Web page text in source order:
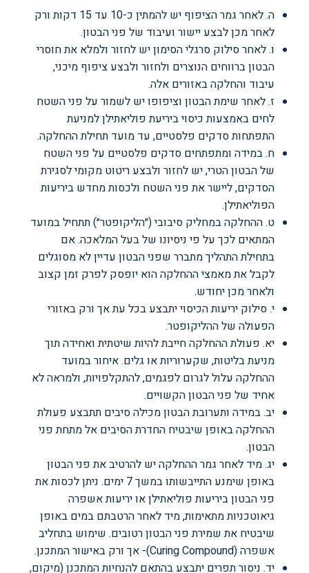
ה. לאחר גמר הציפוף יש להמתין כ-10 עד 15 דקות ורק
לאחר מכן לבצע יישור ועיבוד של פני הבטון.
ו. לאחר סילוק סרגלי הסימון יש לחזור ולמלא את חוסרי
הבטון ברווחים הנוצרים ולחזור ולבצע ציפוף מיכני,
עיבוד והחלקה באזורים אלה.
ז. לאחר שימת הבטון וציפופו יש לשמור על פני השטח
לחים באמצעות כיסוי ביריעת פוליאתילן למניעת
התפתחות סדקים פלסטיים, עד מועד תחילת ההחלקה.
ח. במידה ומתפתחים סדקים פלסטיים על פני השטח
של הבטון הטרי, יש לחזור ולבצע ריטוט מקומי לסגירת
הסדקים, ליישר את פני השטח ולכסות מחדש ביריעות
הפוליאתילן.
ט. ההחלקה במחליק סיבובי (״הליקופטר״) תתחיל במועד
המתאים לכך על פי ניסיונו של בעל המלאכה. אם
בתחילת התהליך מתברר שפני הבטון עדיין לא מסוגלים
לקבל את מאמצי ההחלקה הוא יופסק לפרק זמן קצוב
ולאחר מכן יחודש.
י. סילוק יריעות הכיסוי יתבצע בכל עת אך ורק באזורי
הפעולה של ההליקופטר.
יא. פעולת ההחלקה חייבת להיות שיטתית ואחידה תוך
מניעת בליטות, שקערוריות או גלים. איחור במועד
ההחלקה עלול לגרום לפגמים, להתקלפויות, ולמראה לא
אחיד של פני הבטון הקשויים.
יב. במידה ותערובת הבטון מכילה סיבים תתבצע פעולת
ההחלקה באופן שיבטיח החדרת הסיבים אל מתחת פני
הבטון.
יג. מיד לאחר גמר ההחלקה יש להרטיב את פני הבטון
באופן שימנע התייבשותו במשך 7 ימים. ניתן לכסות את
פני הבטון ביריעות פוליאתילן או יריעות אשפרה
גיאוטכניות מתאימות, מיד לאחר הרטבתם במים באופן
שיבטיח את שמירת פני הבטון רטובים. שימוש בתחליב
אשפרה (Curing Compound)- אך ורק באישור המתכנן.
יד. ניסור תפרים יתבצע בהתאם להנחיות המתכנן (מיקום,